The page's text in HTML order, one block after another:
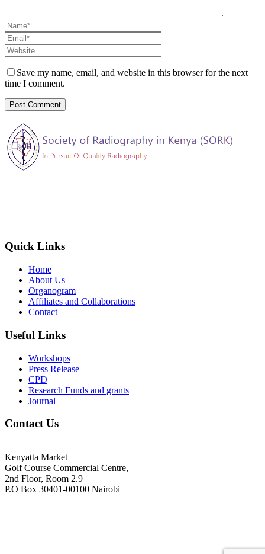
Save my name, email, and website in this browser for the next
time I comment.
Quick Links
Home
About Us
Organogram
Affiliates and Collaborations
Contact
Useful Links
Workshops
Press Release
CPD
Research Funds and grants
Journal
Contact Us
Kenyatta Market
Golf Course Commercial Centre,
2nd Floor, Room 2.9
P.O Box 30401-00100 Nairobi